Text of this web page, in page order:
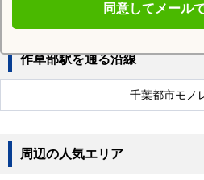
同意してメール
作草部駅を通る沿線
千葉都市モノ
周辺の人気エリア